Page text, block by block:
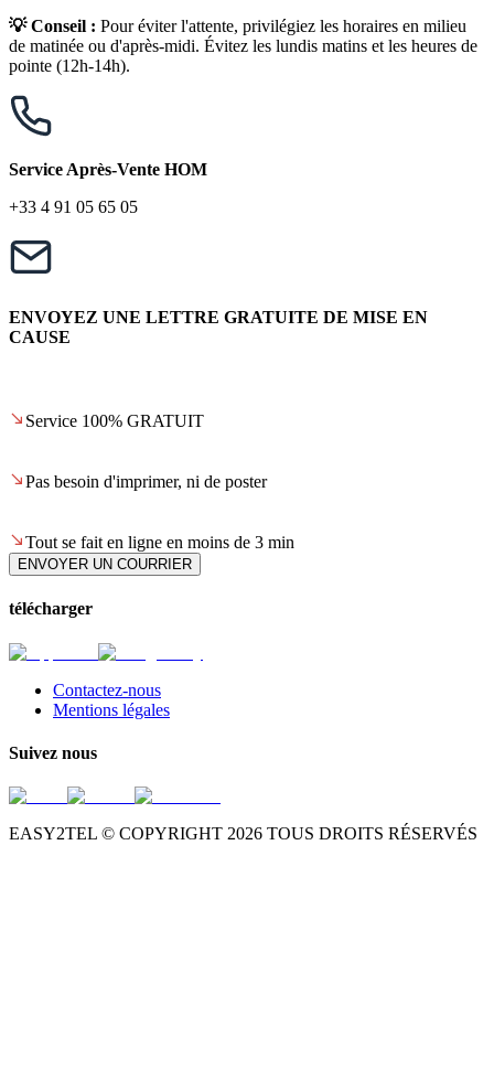
💡 Conseil : Pour éviter l'attente, privilégiez les horaires en milieu
de matinée ou d'après-midi. Évitez les lundis matins et les heures de
pointe (12h-14h).
Service Après-Vente HOM
+33 4 91 05 65 05
ENVOYEZ UNE LETTRE GRATUITE DE MISE EN
CAUSE
Service 100% GRATUIT
Pas besoin d'imprimer, ni de poster
Tout se fait en ligne en moins de 3 min
ENVOYER UN COURRIER
télécharger
Contactez-nous
Mentions légales
Suivez nous
EASY2TEL © COPYRIGHT 2026 TOUS DROITS RÉSERVÉS